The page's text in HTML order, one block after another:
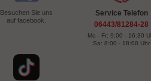
Besuchen Sie uns
auf facebook.
Service Telefon
06443/81284-28
Mo - Fr: 9:00 - 16:30
Sa: 8:00 - 18:00 Uhr